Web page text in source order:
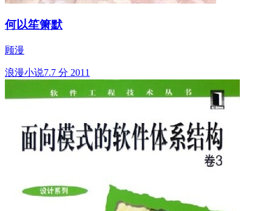
何以笙箫默
顾漫
浪漫小说7.7 分 2011